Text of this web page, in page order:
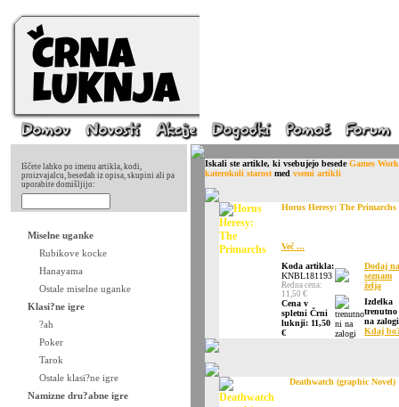
Iščete lahko po imenu artikla, kodi,
proizvajalcu, besedah iz opisa, skupini ali pa
uporabite domišljijo:
Miselne uganke
Rubikove kocke
Hanayama
Ostale miselne uganke
Klasi?ne igre
?ah
Poker
Tarok
Ostale klasi?ne igre
Namizne dru?abne igre
Iskali ste artikle, ki vsebujejo besedeGames
katerokoli starost med vsemi artikli
Horus Heresy: The Primarchs
Več ...
Koda artikla:
KNBL181193
Redna cena:
11,50 €
Cena v
spletni Črni
luknji: 11,50
€
Dodaj na
seznam
želja
Izdelka
na
Kdaj
Deathwatch (graphic Novel)